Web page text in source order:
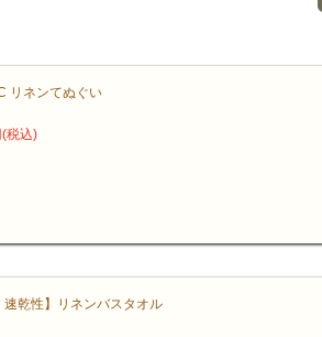
リネンてぬぐい
税込)
速乾性】リネンバスタオル